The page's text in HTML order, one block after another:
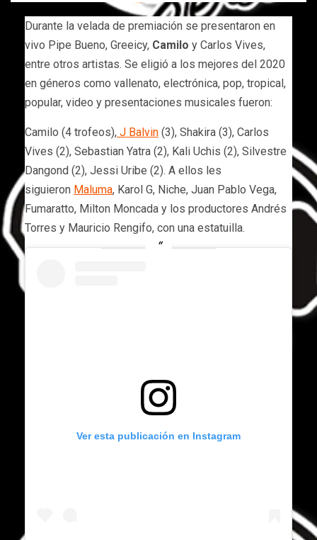
Durante la velada de premiación se presentaron en
vivo Pipe Bueno, Greeicy, Camilo y Carlos Vives,
entre otros artistas. Se eligió a los mejores del 2020
en géneros como vallenato, electrónica, pop, tropical,
popular, video y presentaciones musicales fueron:
Camilo (4 trofeos), J Balvin (3), Shakira (3), Carlos
Vives (2), Sebastian Yatra (2), Kali Uchis (2), Silvestre
Dangond (2), Jessi Uribe (2). A ellos les
siguieron Maluma, Karol G, Niche, Juan Pablo Vega,
Fumaratto, Milton Moncada y los productores Andrés
Torres y Mauricio Rengifo, con una estatuilla.
Ver esta publicación en Instagram